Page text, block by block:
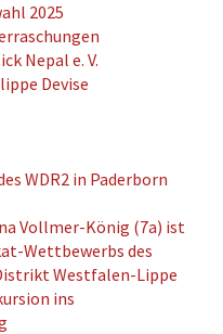
2025
Nepal e. V.
Devise
WDR2 in Paderborn
Vollmer-König (7a) ist
Wettbewerbs des
Westfalen-Lippe
ins